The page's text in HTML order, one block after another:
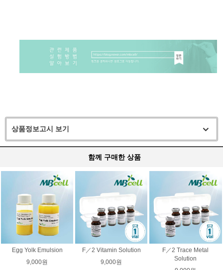
상품정보고시 보기
함께 구매한 상품
Egg Yolk Emulsion
9,000원
F／2 Vitamin Solution
9,000원
F／2 Trace Metal
Solution